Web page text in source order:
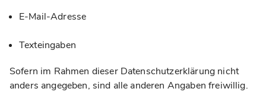
E-Mail-Adresse
Texteingaben
Sofern im Rahmen dieser Datenschutzerklärung nicht
anders angegeben, sind alle anderen Angaben freiwillig.